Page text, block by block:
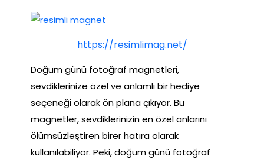
https://resimlimag.net/
Doğum günü fotoğraf magnetleri,
sevdiklerinize özel ve anlamlı bir hediye
seçeneği olarak ön plana çıkıyor. Bu
magnetler, sevdiklerinizin en özel anlarını
ölümsüzleştiren birer hatıra olarak
kullanılabiliyor. Peki, doğum günü fotoğraf